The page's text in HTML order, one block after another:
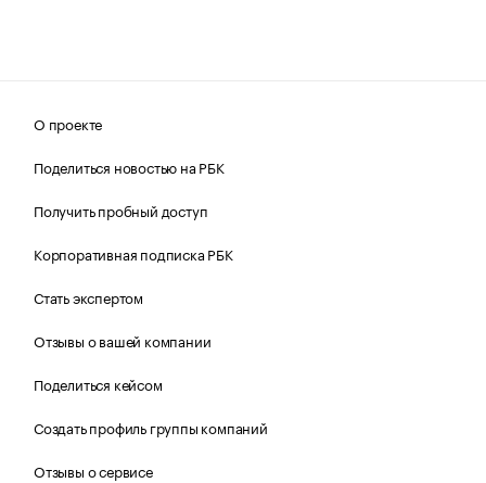
О проекте
Поделиться новостью на РБК
Получить пробный доступ
Корпоративная подписка РБК
Стать экспертом
Отзывы о вашей компании
Поделиться кейсом
Создать профиль группы компаний
Отзывы о сервисе